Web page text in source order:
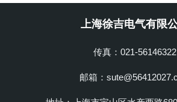
上海徐吉电气有限
传真：021-56146322
邮箱：